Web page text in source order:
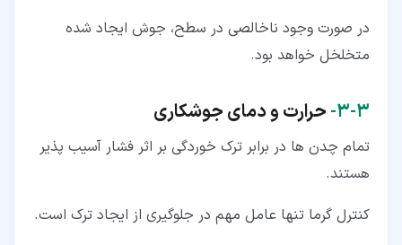
در صورت وجود ناخالصی در سطح، جوش ایجاد شده
متخلخل خواهد بود.
۳‏-‏۳‏- حرارت و دمای جوشکاری
تمام چدن ها در برابر ترک خوردگی بر اثر فشار آسیب پذیر
هستند.
کنترل گرما تنها عامل مهم در جلوگیری از ایجاد ترک است.